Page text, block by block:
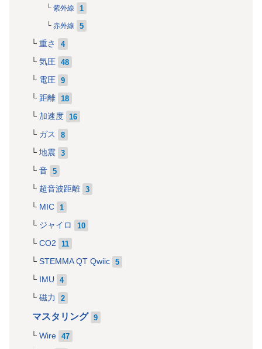
紫外線 1
赤外線 5
重さ 4
気圧 48
電圧 9
距離 18
加速度 16
ガス 8
地震 3
音 5
超音波距離 3
MIC 1
ジャイロ 10
CO2 11
STEMMA QT Qwiic 5
IMU 4
磁力 2
マスタリング 9
Wire 47